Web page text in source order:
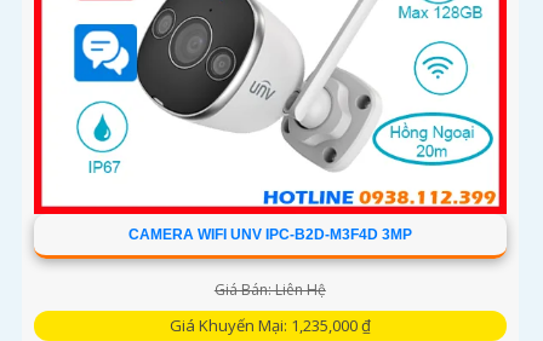
CAMERA WIFI UNV IPC-B2D-M3F4D 3MP
Giá Bán: Liên Hệ
Giá Khuyến Mại: 1,235,000 ₫